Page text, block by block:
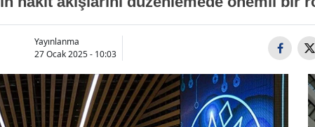
Yayınlanma
27 Ocak 2025 - 10:03